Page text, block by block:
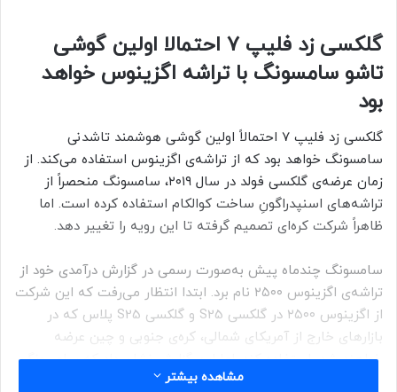
گلکسی زد فلیپ ۷ احتمالا اولین گوشی
تاشو سامسونگ با تراشه اگزینوس خواهد
بود
گلکسی زد فلیپ ۷ احتمالاً اولین گوشی هوشمند تاشدنی
سامسونگ خواهد بود که از تراشه‌ی اگزینوس استفاده می‌کند. از
زمان عرضه‌ی گلکسی فولد در سال ۲۰۱۹، سامسونگ منحصراً از
تراشه‌های اسنپدراگونِ ساخت کوالکام استفاده کرده است. اما
ظاهراً شرکت کره‌ای تصمیم گرفته تا این رویه را تغییر دهد.
سامسونگ چندماه پیش به‌صورت رسمی در گزارش درآمدی خود از
تراشه‌ی اگزینوس ۲۵۰۰ نام برد. ابتدا انتظار می‌رفت که این شرکت
از اگزینوس ۲۵۰۰ در گلکسی S25 و گلکسی S25 پلاس که در
بازارهای خارج از آمریکای شمالی، کره‌ی جنوبی و چین عرضه
خواهند شد، استفاده کند. اما این گزارش نشان داد که سامسونگ
هنوز نتوانسته به بازدهی مناسبی برای تجهیز میلیون‌ها گوشی
مشاهده بیشتر